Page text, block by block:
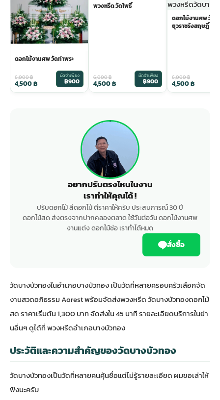
ดอกไม้งานศพ วัดท่าพระ
6,000฿
4,500฿
มัดจำเพียง
฿900
พวงหรีด วัดโพธิ์
6,000฿
4,500฿
มัดจำเพียง
฿900
ดอกไม้งานศพ วัดม
ยุวราชรังสฤษฎิ์
6,000฿
4,500฿
อยากปรับตรงไหนในงาน
เราทำให้คุณได้ !
ปรับดอกไม้ สีดอกไม้ ตีราคาให้ครับ ประสบการณ์ 30 ปี
ดอกไม้สด ส่งตรงจากปากคลองตลาด ใช้วันต่อวัน ดอกไม้งานศพ
งานแต่ง ดอกไม้ช่อ เราทำได้หมด
สั่งซื้อ
วัดบางบัวทองในอำเภอบางบัวทอง เป็นวัดที่หลายครอบครัวเลือกจัด
งานสวดอภิธรรม Aorest พร้อมจัดส่งพวงหรีด วัดบางบัวทองดอกไม้
สด ราคาเริ่มต้น 1,300 บาท จัดส่งใน 45 นาที รายละเอียดบริการในย่า
นอื่นๆ ดูได้ที่พวงหรีดอำเภอบางบัวทอง
ประวัติและความสำคัญของวัดบางบัวทอง
วัดบางบัวทองเป็นวัดที่หลายคนคุ้นชื่อแต่ไม่รู้รายละเอียด ผมขอเล่าให้
ฟังนะครับ